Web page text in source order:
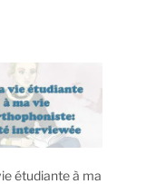
étudiante à ma